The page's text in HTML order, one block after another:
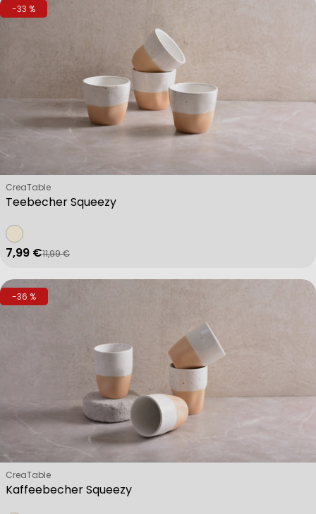
-33 %
Teebecher Squeezy
Verkäufer:
CreaTable
Verkaufspreis
7,99 €
Regulärer Preis
11,99 €
-36 %
Kaffeebecher Squeezy
Verkäufer:
CreaTable